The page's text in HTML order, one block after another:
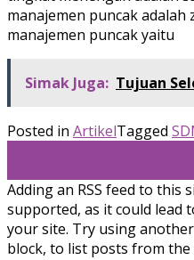
manajemen puncak adalah
manajemen puncak yaitu
Simak Juga: Tujuan
Posted in ArtikelTagged
Adding an RSS feed to this
supported, as it could lead
your site. Try using
block, to list posts from the